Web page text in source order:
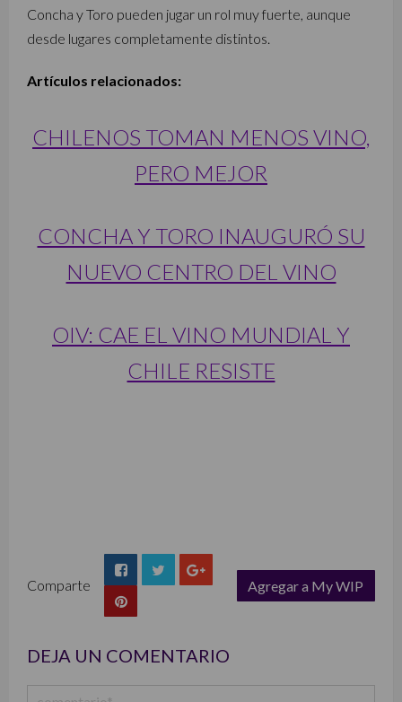
Concha y Toro pueden jugar un rol muy fuerte, aunque
desde lugares completamente distintos.
Artículos relacionados:
CHILENOS TOMAN MENOS VINO,
PERO MEJOR
CONCHA Y TORO INAUGURÓ SU
NUEVO CENTRO DEL VINO
OIV: CAE EL VINO MUNDIAL Y
CHILE RESISTE
Comparte
Agregar a My WIP
DEJA UN COMENTARIO